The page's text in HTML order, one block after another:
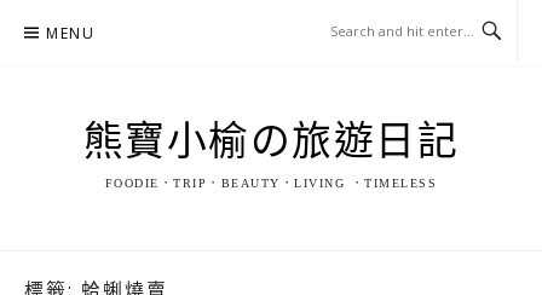
MENU
熊寶小榆の旅遊日記
FOODIE．TRIP．BEAUTY．LIVING ．TIMELESS